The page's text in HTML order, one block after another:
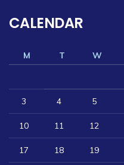
CALENDAR
M T W
3 4 5
10 11 12
17 18 19